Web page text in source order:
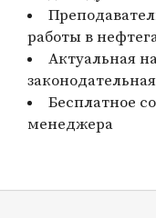
работы в
Актуальная
Бесплатное
менеджера